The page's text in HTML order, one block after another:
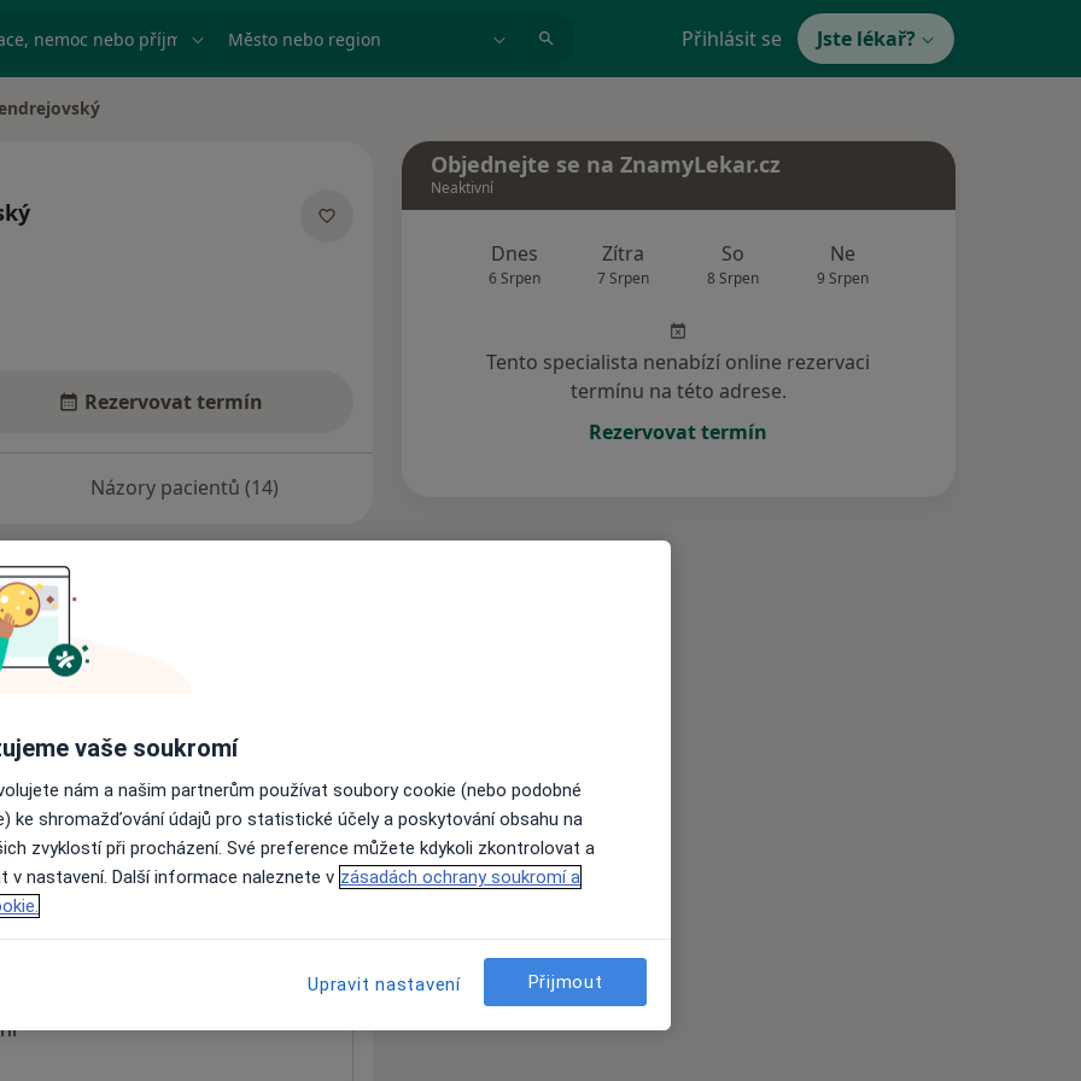
nemoc nebo příjmení Město nebo region Přihlásit se Jste lékař?
Rezervovat termín
Názory pacientů (14)
nejsou k dispozici
informace o svých službách.
Objednejte se na ZnamyLekar.cz
Neaktivní
Dnes
6 Srpen
Zítra
7 Srpen
So
8 Srpen
Ne
9 Srpen
Tento specialista nenabízí online rezervaci
termínu na této adrese.
Rezervovat termín
vaše soukromí
nám a našim partnerům používat soubory cookie (nebo podobné
ke shromažďování údajů pro statistické účely a poskytování obsahu na
zvyklostí při procházení. Své preference můžete kdykoli zkontrolovat a
v nastavení. Další informace naleznete v zásadách ochrany soukromí a
Upravit nastavení Přijmout